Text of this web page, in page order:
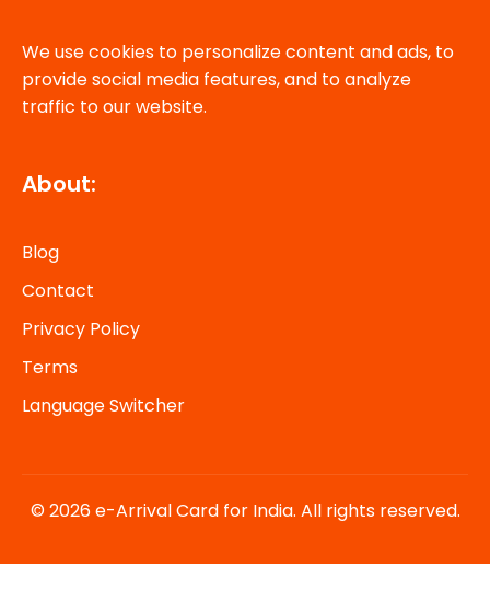
We use cookies to personalize content and ads, to
provide social media features, and to analyze
traffic to our website.
About:
Blog
Contact
Privacy Policy
Terms
Language Switcher
© 2026 e-Arrival Card for India. All rights reserved.